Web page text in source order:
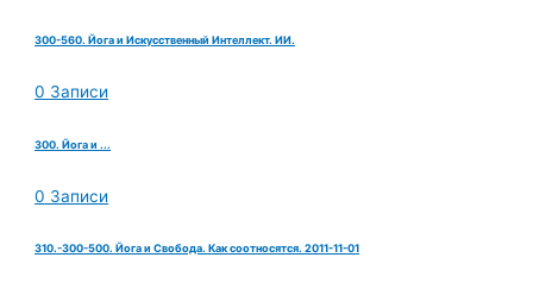
300-560. Йога и Искусственный Интеллект. ИИ.
0 Записи
300. Йога и ...
0 Записи
310.-300-500. Йога и Свобода. Как соотносятся. 2011-11-01